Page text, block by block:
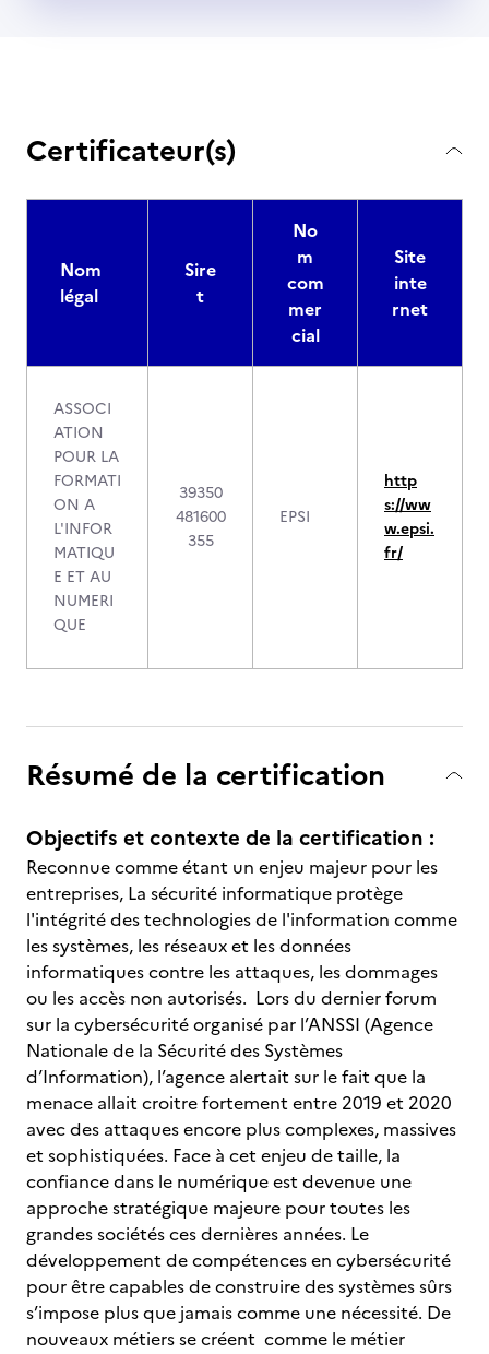
Certificateur(s)
Nom
légal
Sire
t
No
m
com
mer
cial
Site
inte
rnet
ASSOCI
ATION
POUR LA
FORMATI
ON A
L'INFOR
MATIQU
E ET AU
NUMERI
QUE
39350
481600
355
EPSI
http
s://ww
w.epsi.
fr/
Résumé de la certification
Objectifs et contexte de la certification :
Reconnue comme étant un enjeu majeur pour les
entreprises, La sécurité informatique protège
l'intégrité des technologies de l'information comme
les systèmes, les réseaux et les données
informatiques contre les attaques, les dommages
ou les accès non autorisés. Lors du dernier forum
sur la cybersécurité organisé par l’ANSSI (Agence
Nationale de la Sécurité des Systèmes
d’Information), l’agence alertait sur le fait que la
menace allait croitre fortement entre 2019 et 2020
avec des attaques encore plus complexes, massives
et sophistiquées. Face à cet enjeu de taille, la
confiance dans le numérique est devenue une
approche stratégique majeure pour toutes les
grandes sociétés ces dernières années. Le
développement de compétences en cybersécurité
pour être capables de construire des systèmes sûrs
s’impose plus que jamais comme une nécessité. De
nouveaux métiers se créent comme le métier